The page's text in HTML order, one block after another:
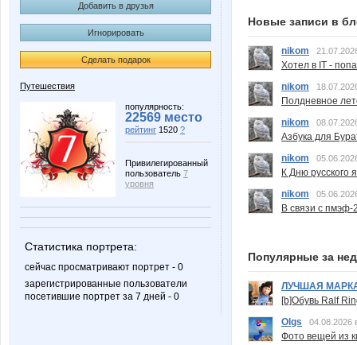
Добавить в друзья
Игнорировать
Сделать подарок
Путешествия
популярность:
22569 место
рейтинг 1520 ?
Привилегированный
пользователь 7
уровня
Статистика портрета:
сейчас просматривают портрет - 0
зарегистрированные пользователи
посетившие портрет за 7 дней - 0
Новые записи в
nikom
Хотел в IT -
nikom
Полдневное
nikom
Азбука для
nikom
К Дню русского
nikom
В связи с пмэф-
Популярные за
ЛУЧШАЯ
[b]Обувь Ralf
Olgs
04.08.2026
Фото вещей из